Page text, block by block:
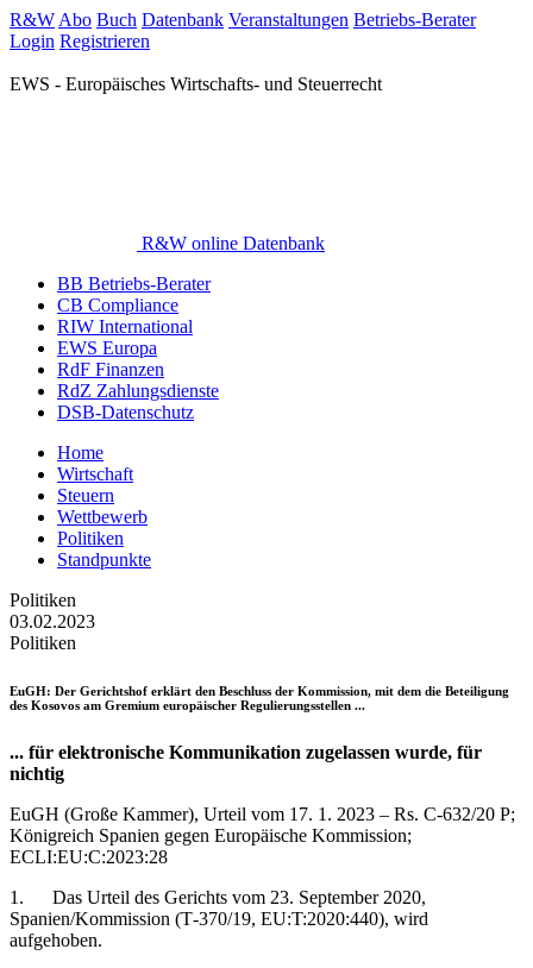
R&W Abo Buch Datenbank Veranstaltungen Betriebs-Berater
Login Registrieren
EWS - Europäisches Wirtschafts- und Steuerrecht
R&W online Datenbank
BB Betriebs-Berater
CB Compliance
RIW International
EWS Europa
RdF Finanzen
RdZ Zahlungsdienste
DSB-Datenschutz
Home
Wirtschaft
Steuern
Wettbewerb
Politiken
Standpunkte
Politiken
03.02.2023
Politiken
EuGH: Der Gerichtshof erklärt den Beschluss der Kommission, mit dem die Beteiligung
des Kosovos am Gremium europäischer Regulierungsstellen ...
... für elektronische Kommunikation zugelassen wurde, für
nichtig
EuGH (Große Kammer), Urteil vom 17. 1. 2023 – Rs. C-632/20 P;
Königreich Spanien gegen Europäische Kommission;
ECLI:EU:C:2023:28
1. Das Urteil des Gerichts vom 23. September 2020,
Spanien/Kommission (T‑370/19, EU:T:2020:440), wird
aufgehoben.